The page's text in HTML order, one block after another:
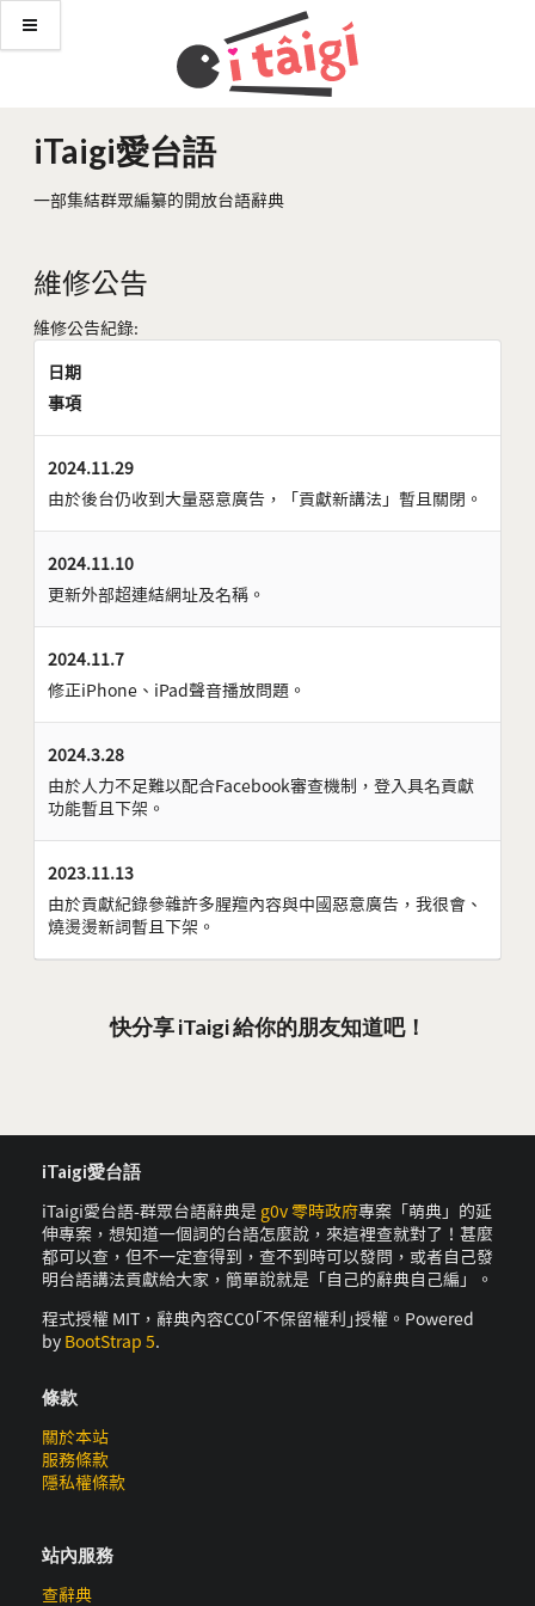
iTaigi愛台語
一部集結群眾編纂的開放台語辭典
維修公告
維修公告紀錄:
日期
事項
2024.11.29
由於後台仍收到大量惡意廣告，「貢獻新講法」暫且關閉。
2024.11.10
更新外部超連結網址及名稱。
2024.11.7
修正iPhone、iPad聲音播放問題。
2024.3.28
由於人力不足難以配合Facebook審查機制，登入具名貢獻
功能暫且下架。
2023.11.13
由於貢獻紀錄參雜許多腥羶內容與中國惡意廣告，我很會、
燒燙燙新詞暫且下架。
快分享 iTaigi 給你的朋友知道吧！
iTaigi愛台語
iTaigi愛台語-群眾台語辭典是 g0v 零時政府專案「萌典」的延
伸專案，想知道一個詞的台語怎麼說，來這裡查就對了！甚麼
都可以查，但不一定查得到，查不到時可以發問，或者自己發
明台語講法貢獻給大家，簡單說就是「自己的辭典自己編」。
程式授權 MIT，辭典內容CC0｢不保留權利｣授權。Powered
by BootStrap 5.
條款
關於本站
服務條款
隱私權條款
站內服務
查辭典